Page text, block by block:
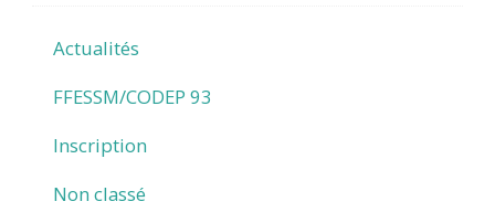
Actualités
FFESSM/CODEP 93
Inscription
Non classé